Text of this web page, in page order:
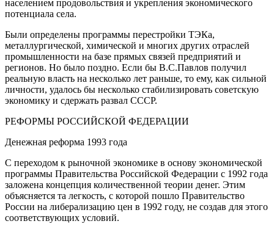
населением продовольствия и укрепления экономического
потенциала села.
Были определены программы перестройки ТЭКа,
металлургической, химической и многих других отраслей
промышленности на базе прямых связей предприятий и
регионов. Но было поздно. Если бы В.С.Павлов получил
реальную власть на несколько лет раньше, то ему, как сильной
личности, удалось бы несколько стабилизировать советскую
экономику и сдержать развал СССР.
РЕФОРМЫ РОССИЙСКОЙ ФЕДЕРАЦИИ
Денежная реформа 1993 года
С переходом к рыночной экономике в основу экономической
программы Правительства Российской Федерации с 1992 года
заложена концепция количественной теории денег. Этим
объясняется та легкость, с которой пошло Правительство
России на либерализацию цен в 1992 году, не создав для этого
соответствующих условий.